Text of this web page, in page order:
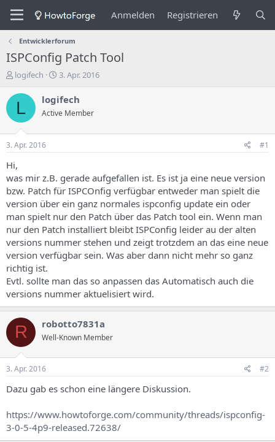
Anmelden Registrieren
Entwicklerforum
ISPConfig Patch Tool
E
s
e
l
e
r
d
e
s
T
h
e
m
s
logifech
E
s
e
s
d
a
t
u
m
3. Apr. 2016
L logifech
Active Member
3. Apr. 2016 #1
Hi,
was mir z.B. gerade aufgefallen ist. Es ist ja eine neue version
bzw. Patch für ISPCOnfig verfügbar entweder man spielt die
version über ein ganz normales ispconfig update ein oder
man spielt nur den Patch über das Patch tool ein. Wenn man
nur den Patch installiert bleibt ISPConfig leider au der alten
versions nummer stehen und zeigt trotzdem an das eine neue
version verfügbar sein. Was aber dann nicht mehr so ganz
richtig ist.
Evtl. sollte man das so anpassen das Automatisch auch die
versions nummer aktuelisiert wird.
R robotto7831a
Well-Known Member
3. Apr. 2016 #2
Dazu gab es schon eine längere Diskussion.
https://www.howtoforge.com/community/threads/ispconfig-
3-0-5-4p9-released.72638/